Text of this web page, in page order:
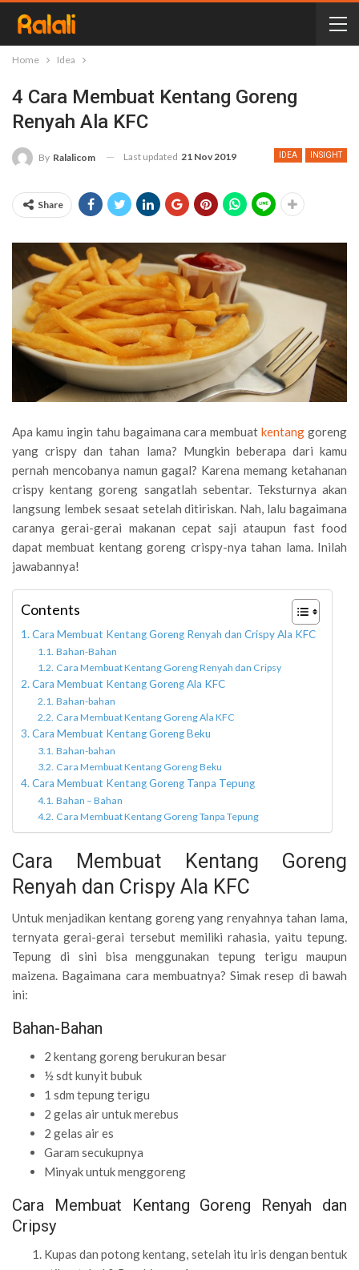
Home Idea
4 Cara Membuat Kentang Goreng
Renyah Ala KFC
IDEA INSIGHT
By Ralalicom Last updated 21 Nov 2019
Share
Apa kamu ingin tahu bagaimana cara membuatkentang goreng
yang crispy dan tahan lama? Mungkin beberapa dari kamu
pernah mencobanya namun gagal? Karena memang ketahanan
crispy kentang goreng sangatlah sebentar. Teksturnya akan
langsung lembek sesaat setelah ditiriskan. Nah, lalu bagaimana
caranya gerai-gerai makanan cepat saji ataupun fast food
dapat membuat kentang goreng crispy-nya tahan lama. Inilah
jawabannya!
Contents
Cara Membuat Kentang Goreng Renyah dan Crispy Ala KFC
Bahan-Bahan
Cara Membuat Kentang Goreng Renyah dan Cripsy
Cara Membuat Kentang Goreng Ala KFC
Bahan-bahan
Cara Membuat Kentang Goreng Ala KFC
Cara Membuat Kentang Goreng Beku
Bahan-bahan
Cara Membuat Kentang Goreng Beku
Cara Membuat Kentang Goreng Tanpa Tepung
Bahan – Bahan
Cara Membuat Kentang Goreng Tanpa Tepung
Cara Membuat Kentang Goreng
Renyah dan Crispy Ala KFC
Untuk menjadikan kentang goreng yang renyahnya tahan lama,
ternyata gerai-gerai tersebut memiliki rahasia, yaitu tepung.
Tepung di sini bisa menggunakan tepung terigu maupun
maizena. Bagaimana cara membuatnya? Simak resep di bawah
ini:
Bahan-Bahan
2 kentang goreng berukuran besar
½ sdt kunyit bubuk
1 sdm tepung terigu
2 gelas air untuk merebus
2 gelas air es
Garam secukupnya
Minyak untuk menggoreng
Cara Membuat Kentang Goreng Renyah dan
Cripsy
Kupas dan potong kentang, setelah itu iris dengan bentuk